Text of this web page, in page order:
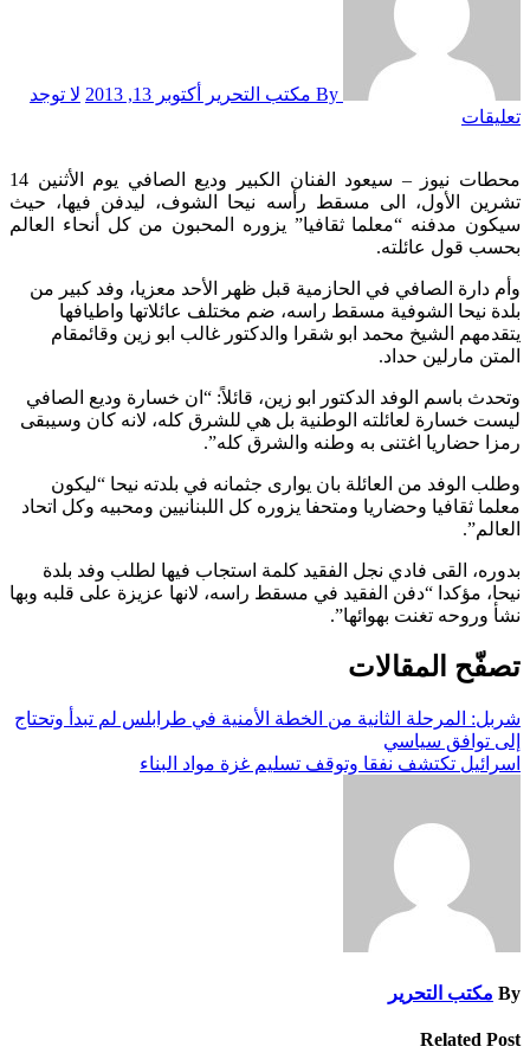
أكتوبر 13, 2013
لا توجد
تعليقات
محطات نيوز – سيعود الفنان الكبير وديع الصافي يوم الأثنين 14
تشرين الأول، الى مسقط رأسه نيحا الشوف، ليدفن فيها، حيث
سيكون مدفنه “معلما ثقافيا” يزوره المحبون من كل أنحاء العالم
بحسب قول عائلته.
وأم دارة الصافي في الحازمية قبل ظهر الأحد معزيا، وفد كبير من
بلدة نيحا الشوفية مسقط راسه، ضم مختلف عائلاتها واطيافها
يتقدمهم الشيخ محمد ابو شقرا والدكتور غالب ابو زين وقائمقام
المتن مارلين حداد.
وتحدث باسم الوفد الدكتور ابو زين، قائلاً: “ان خسارة وديع الصافي
ليست خسارة لعائلته الوطنية بل هي للشرق كله، لانه كان وسيبقى
رمزا حضاريا اغتنى به وطنه والشرق كله”.
وطلب الوفد من العائلة بان يوارى جثمانه في بلدته نيحا “ليكون
معلما ثقافيا وحضاريا ومتحفا يزوره كل اللبنانيين ومحبيه وكل اتحاد
العالم”.
بدوره، القى فادي نجل الفقيد كلمة استجاب فيها لطلب وفد بلدة
نيحا، مؤكدا “دفن الفقيد في مسقط راسه، لانها عزيزة على قلبه وبها
نشأ وروحه تغنت بهوائها”.
تصفّح المقالات
شربل: المرحلة الثانية من الخطة الأمنية في طرابلس لم تبدأ وتحتاج
إلى توافق سياسي
اسرائيل تكتشف نفقا وتوقف تسليم غزة مواد البناء
By مكتب التحرير
Related Post